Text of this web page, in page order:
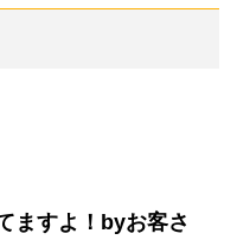
ますよ！byお客さ